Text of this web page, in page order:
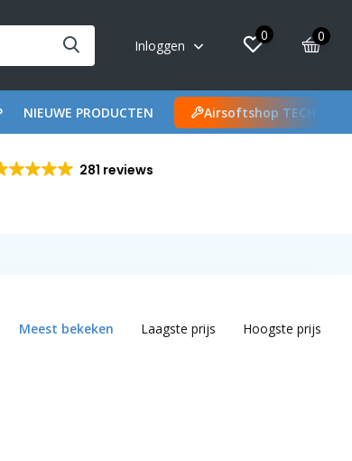
Inloggen
0 0
NIEUWE PRODUCTEN Airsoftshop TECH
281 reviews
Meest bekeken Laagste prijs Hoogste prijs